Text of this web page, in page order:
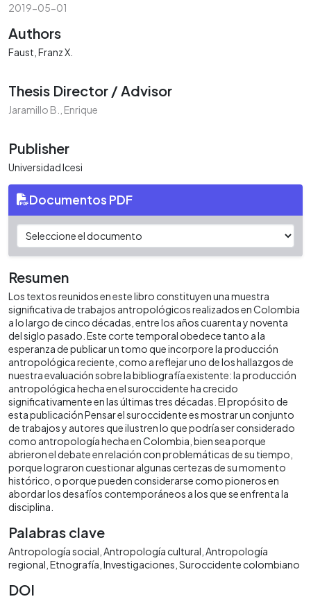
2019-05-01
Authors
Faust, Franz X.
Thesis Director / Advisor
Jaramillo B., Enrique
Publisher
Universidad Icesi
Documentos PDF
Resumen
Los textos reunidos en este libro constituyen una muestra
significativa de trabajos antropológicos realizados en Colombia
a lo largo de cinco décadas, entre los años cuarenta y noventa
del siglo pasado. Este corte temporal obedece tanto a la
esperanza de publicar un tomo que incorpore la producción
antropológica reciente, como a reflejar uno de los hallazgos de
nuestra evaluación sobre la bibliografía existente: la producción
antropológica hecha en el suroccidente ha crecido
significativamente en las últimas tres décadas. El propósito de
esta publicación Pensar el suroccidente es mostrar un conjunto
de trabajos y autores que ilustren lo que podría ser considerado
como antropología hecha en Colombia, bien sea porque
abrieron el debate en relación con problemáticas de su tiempo,
porque lograron cuestionar algunas certezas de su momento
histórico, o porque pueden considerarse como pioneros en
abordar los desafíos contemporáneos a los que se enfrenta la
disciplina.
Palabras clave
Antropología social Antropología cultural Antropología
regional Etnografía Investigaciones Suroccidente colombiano
DOI